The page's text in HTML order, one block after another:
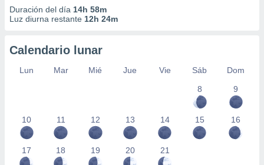
Duración del día 14h 58m
Luz diurna restante 12h 24m
Calendario lunar
Lun Mar Mié Jue Vie Sáb
Dom
8
9
10 11 12 13 14 15 16
17 18 19 20 21